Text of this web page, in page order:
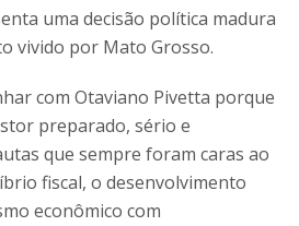
uma decisão política madura
vivido por Mato Grosso.
com Otaviano Pivetta porque
preparado, sério e
que sempre foram caras ao
fiscal, o desenvolvimento
econômico com